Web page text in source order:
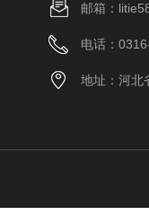
邮箱：
电话：
地址：河北